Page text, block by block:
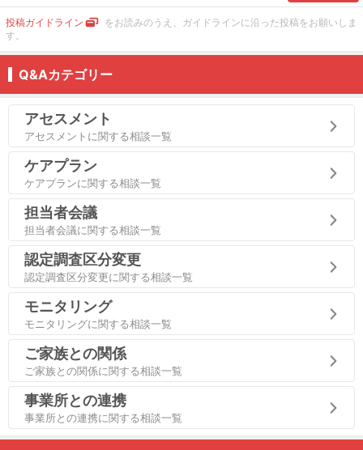
投稿ガイドライン
をお読みのうえ、ガイドラインに沿った投稿をお願いしま
す。
Q&Aカテゴリー
アセスメント
アセスメントに関する相談一覧
ケアプラン
ケアプランに関する相談一覧
担当者会議
担当者会議に関する相談一覧
認定調査区分変更
認定調査区分変更に関する相談一覧
モニタリング
モニタリングに関する相談一覧
ご家族との関係
ご家族との関係に関する相談一覧
事業所との連携
事業所との連携に関する相談一覧